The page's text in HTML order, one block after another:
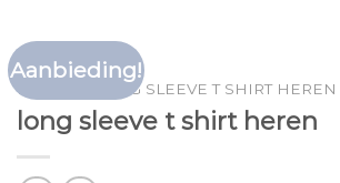
Aanbieding!
HOME LONG SLEEVE T SHIRT HEREN
long sleeve t shirt heren